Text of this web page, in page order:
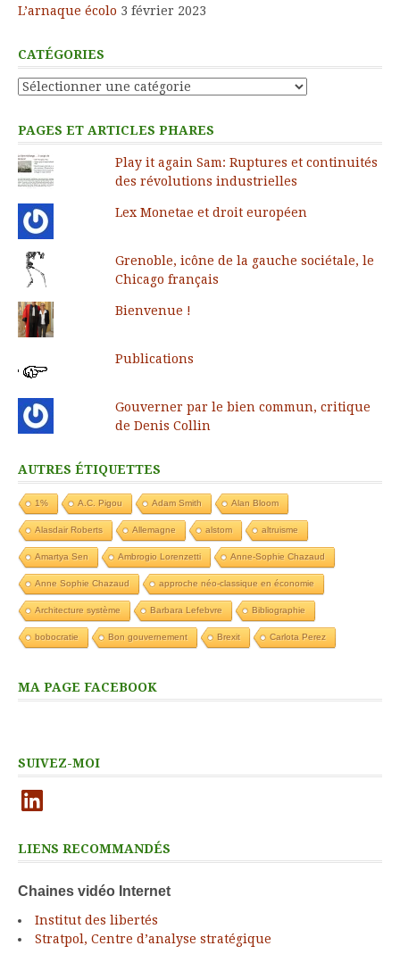
L’arnaque écolo 3 février 2023
CATÉGORIES
Catégories
PAGES ET ARTICLES PHARES
Play it again Sam: Ruptures et continuités
des révolutions industrielles
Lex Monetae et droit européen
Grenoble, icône de la gauche sociétale, le
Chicago français
Bienvenue !
Publications
Gouverner par le bien commun, critique
de Denis Collin
AUTRES ÉTIQUETTES
1% A.C. Pigou Adam Smith Alan Bloom
Alasdair Roberts Allemagne alstom altruisme
Amartya Sen Ambrogio Lorenzetti Anne-Sophie Chazaud
Anne Sophie Chazaud approche néo-classique en économie
Architecture système Barbara Lefebvre Bibliographie
bobocratie Bon gouvernement Brexit Carlota Perez
MA PAGE FACEBOOK
SUIVEZ-MOI
LinkedIn
LIENS RECOMMANDÉS
Chaines vidéo Internet
Institut des libertés
Stratpol, Centre d’analyse stratégique